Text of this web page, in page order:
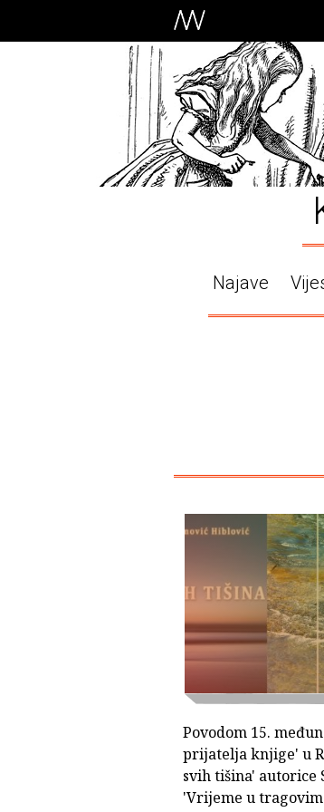
Najave
Povodom 15.
prijatelja knjige' u
svih tišina'
'Vrijeme u